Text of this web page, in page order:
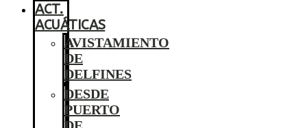
ACT.
ACUÁTICAS
AVISTAMIENTO
DE
DELFINES
DESDE
PUERTO